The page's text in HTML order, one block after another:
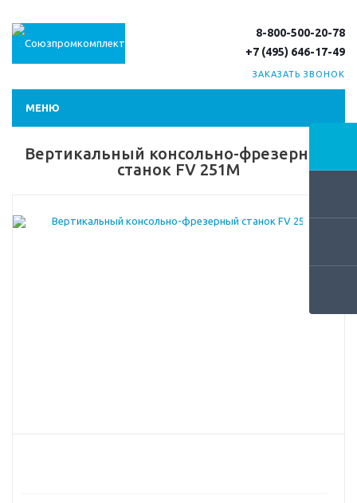
8-800-500-20-78
+7 (495) 646-17-49
ЗАКАЗАТЬ ЗВОНОК
МЕНЮ
Вертикальный консольно-фрезерный
станок FV 251M